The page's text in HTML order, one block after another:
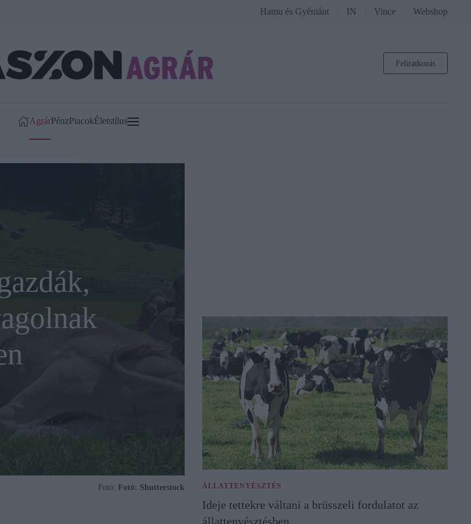
Hamu és Gyémánt IN Vince Webshop
Feliratkozás
AgrárPénzPiacokÉletstílus
Fotó: Fotó: Shutterstock ÁLLATTENYÉSZTÉS
Ideje tettekre váltani a brüsszeli fordulatot az
állattenyésztésben